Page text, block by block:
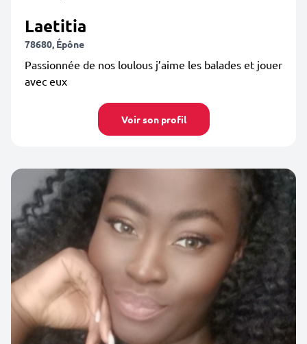
Laetitia
78680, Épône
Passionnée de nos loulous j’aime les balades et jouer
avec eux
Voir son profil